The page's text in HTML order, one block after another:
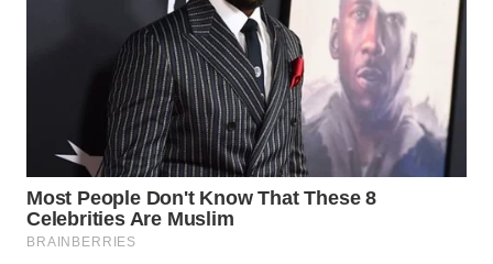
SEMARANG
WN
SOLO